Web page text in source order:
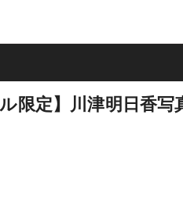
限定】川津明日香写